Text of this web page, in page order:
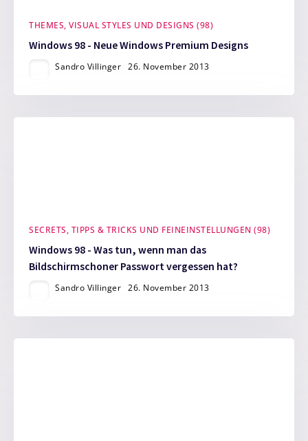
THEMES, VISUAL STYLES UND DESIGNS (98)
Windows 98 - Neue Windows Premium Designs
Sandro Villinger 26. November 2013
SECRETS, TIPPS & TRICKS UND FEINEINSTELLUNGEN (98)
Windows 98 - Was tun, wenn man das
Bildschirmschoner Passwort vergessen hat?
Sandro Villinger 26. November 2013